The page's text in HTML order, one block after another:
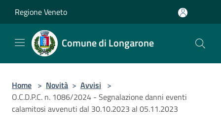
Regione Veneto
Comune di Longarone
Home > Novità > Avvisi >
O.C.D.P.C. n. 1086/2024 - Segnalazione danni eventi
calamitosi avvenuti dal 30.10.2023 al 05.11.2023